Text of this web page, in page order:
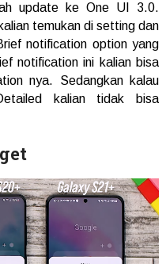
update ke One UI 3.0.
temukan di setting dan
notification option yang
notification ini kalian bisa
nya. Sedangkan kalau
kalian tidak bisa